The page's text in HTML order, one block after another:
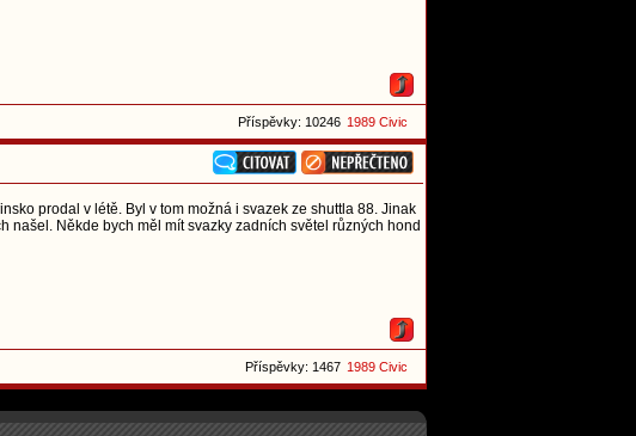
Příspěvky: 10246 1989 Civic
prodal v létě. Byl v tom možná i svazek ze shuttla 88. Jinak
našel. Někde bych měl mít svazky zadních světel různých hond
Příspěvky: 1467 1989 Civic